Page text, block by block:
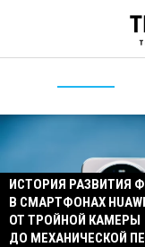
ИСТОРИЯ РАЗВИТИЯ
В СМАРТФОНАХ
ОТ ТРОЙНОЙ КАМЕРЫ
ДО МЕХАНИЧЕСКОЙ